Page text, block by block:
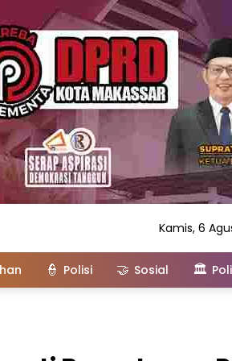
Kamis, 6
👮 Polisi 🤝 Sosial 🏛️